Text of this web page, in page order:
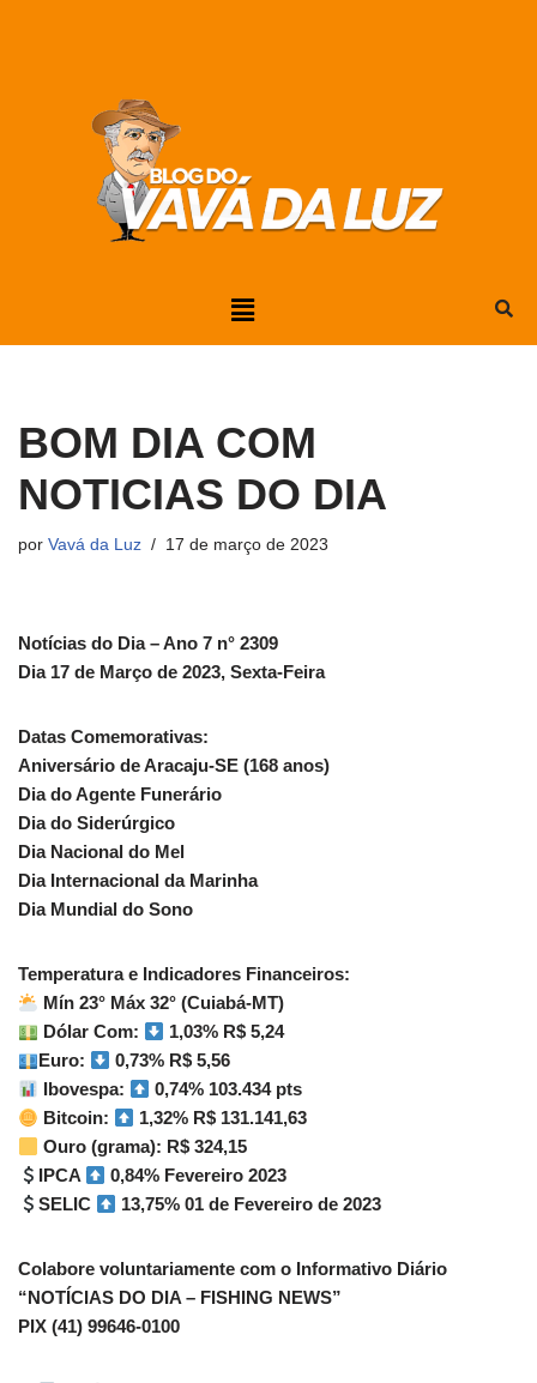
BOM DIA COM
NOTICIAS DO DIA
por Vavá da Luz 17 de março de 2023
Notícias do Dia – Ano 7 n° 2309
Dia 17 de Março de 2023, Sexta-Feira
Datas Comemorativas:
Aniversário de Aracaju-SE (168 anos)
Dia do Agente Funerário
Dia do Siderúrgico
Dia Nacional do Mel
Dia Internacional da Marinha
Dia Mundial do Sono
Temperatura e Indicadores Financeiros:
Mín 23° Máx 32° (Cuiabá-MT)
Dólar Com:
1,03% R$ 5,24
Euro:
0,73% R$ 5,56
Ibovespa:
0,74% 103.434 pts
Bitcoin:
1,32% R$ 131.141,63
Ouro (grama): R$ 324,15
IPCA
0,84% Fevereiro 2023
SELIC
13,75% 01 de Fevereiro de 2023
Colabore voluntariamente com o Informativo Diário
“NOTÍCIAS DO DIA – FISHING NEWS”
PIX (41) 99646-0100